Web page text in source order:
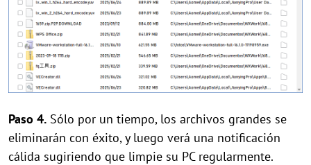
Paso 4. Sólo por un tiempo, los archivos grandes se
eliminarán con éxito, y luego verá una notificación
cálida sugiriendo que limpie su PC regularmente.